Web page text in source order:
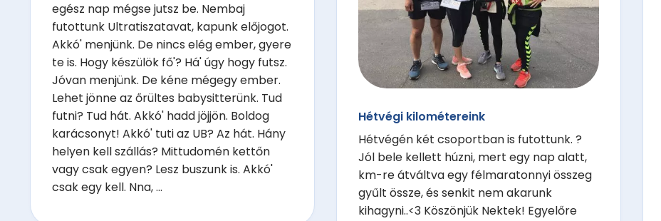
egész nap mégse jutsz be. Nembaj
futottunk Ultratiszatavat, kapunk előjogot.
Akkó' menjünk. De nincs elég ember, gyere
te is. Hogy készülök fő'? Há' úgy hogy futsz.
Jóvan menjünk. De kéne mégegy ember.
Lehet jönne az őrültes babysitterünk. Tud
futni? Tud hát. Akkó' hadd jöjjön. Boldog
karácsonyt! Akkó' tuti az UB? Az hát. Hány
helyen kell szállás? Mittudomén kettőn
vagy csak egyen? Lesz buszunk is. Akkó'
csak egy kell. Nna, ...
Hétvégi kilométereink
Hétvégén két csoportban is futottunk. ?
Jól bele kellett húzni, mert egy nap alatt,
km-re átváltva egy félmaratonnyi összeg
gyűlt össze, és senkit nem akarunk
kihagyni..<3 Köszönjük Nektek! Egyelőre